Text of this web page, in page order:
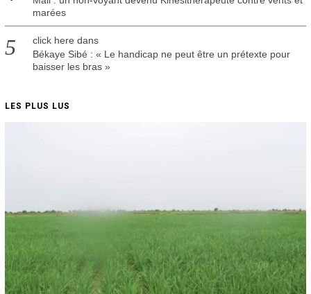
marées
click here dans
Békaye Sibé : « Le handicap ne peut être un prétexte pour
baisser les bras »
LES PLUS LUS